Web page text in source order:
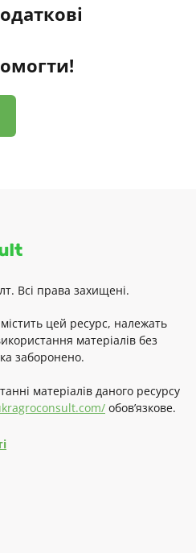
Всі права захищені.
цей ресурс, належать
матеріалів без
заборонено.
матеріалів даного ресурсу
обов’язкове.